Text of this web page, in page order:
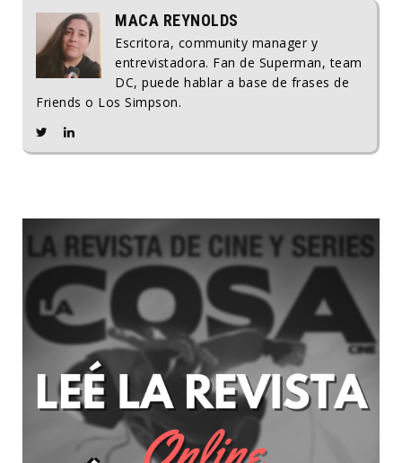
MACA REYNOLDS
Escritora, community manager y
entrevistadora. Fan de Superman, team
DC, puede hablar a base de frases de
Friends o Los Simpson.